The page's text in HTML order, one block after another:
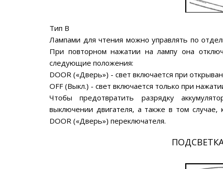
Тип В
Лампами для чтения можно управлять по
При повторном нажатии на лампу она
следующие положения:
DOOR («Дверь») - свет включается при
OFF (Выкл.) - свет включается только при
Чтобы предотвратить разрядку
выключении двигателя, а также в том
DOOR («Дверь») переключателя.